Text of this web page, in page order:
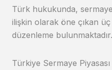
Türk hukukunda,
ilişkin olarak öne çıkan
düzenleme bulunmaktadır.
Türkiye Sermaye